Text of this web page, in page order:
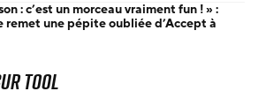
: c’est un morceau vraiment fun ! » :
remet une pépite oubliée d’Accept à
Tool